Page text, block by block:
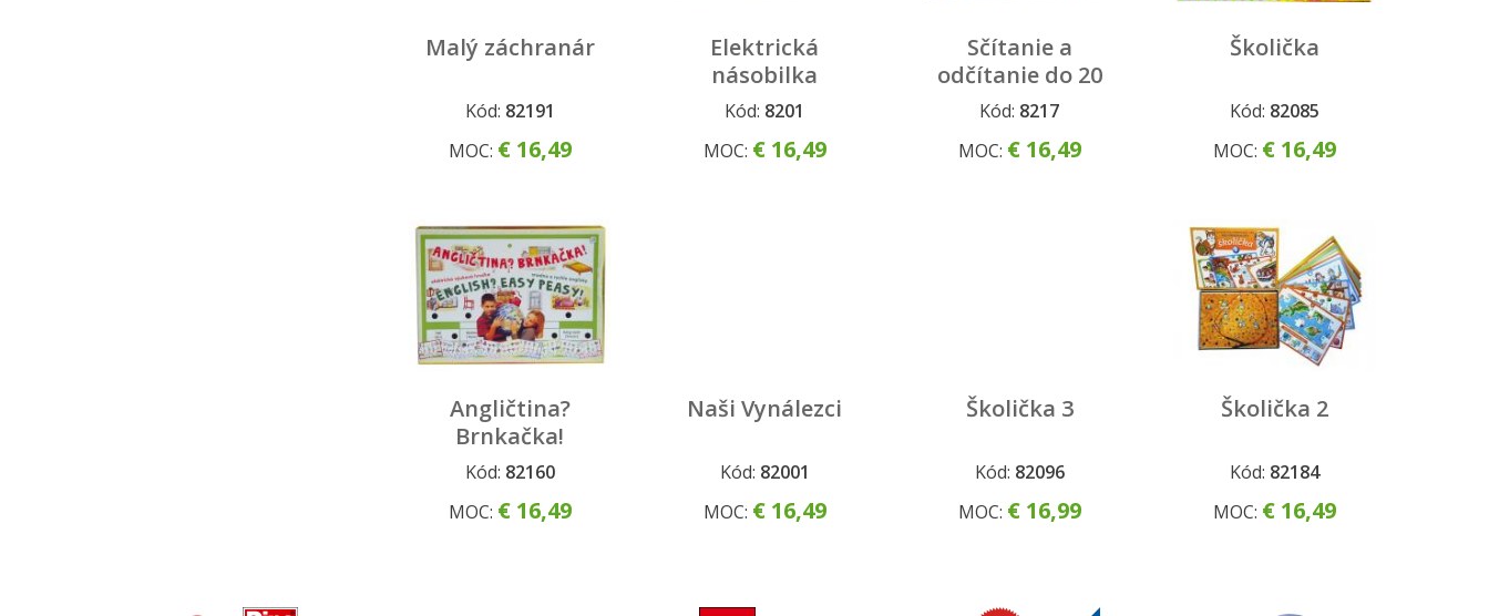
Malý záchranár
Kód: 82191
MOC: € 16,49
Elektrická
násobilka
Kód: 8201
MOC: € 16,49
Sčítanie a
odčítanie do 20
Kód: 8217
MOC: € 16,49
Školička
Kód: 82085
MOC: € 16,49
Angličtina?
Brnkačka!
Kód: 82160
MOC: € 16,49
Naši Vynálezci
Kód: 82001
MOC: € 16,49
Školička 3
Kód: 82096
MOC: € 16,99
Školička 2
Kód: 82184
MOC: € 16,49